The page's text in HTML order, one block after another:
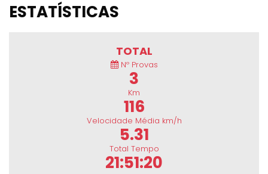
ESTATÍSTICAS
TOTAL
Nº Provas
3
Km
116
Velocidade Média km/h
5.31
Total Tempo
21:51:20